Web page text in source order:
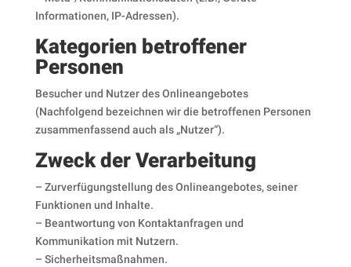
Informationen, IP-Adressen).
Kategorien betroffener
Personen
Besucher und Nutzer des Onlineangebotes
(Nachfolgend bezeichnen wir die betroffenen Personen
zusammenfassend auch als „Nutzer“).
Zweck der Verarbeitung
– Zurverfügungstellung des Onlineangebotes, seiner
Funktionen und Inhalte.
– Beantwortung von Kontaktanfragen und
Kommunikation mit Nutzern.
– Sicherheitsmaßnahmen.